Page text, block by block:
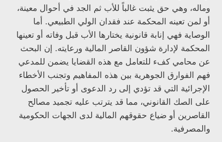
وماله، وهي حق يثبت غالباً للأب ثم الجد في أحوال معينة،
أو لمن تعينه المحكمة عند فقدان الولي الطبيعي. أما
الوصاية فهي إنابة قانونية يختارها الأب قبل وفاته أو تعينها
المحكمة لإدارة شؤون القاصر المالية ورعايته. إن البحث
عن محامي كفء للتعامل مع هذه القضايا يضمن للمدعي
فهم الفوارق الجوهرية بين هذه المفاهيم وتجنب الأخطاء
الإجرائية التي قد تؤدي إلى رد الدعوى أو تأخير الحصول
على الصك القانوني، مما قد يترتب عليه تجميد مصالح
القاصرين أو ضياع حقوقهم المالية لدى الجهات الحكومية
والمصرفية.